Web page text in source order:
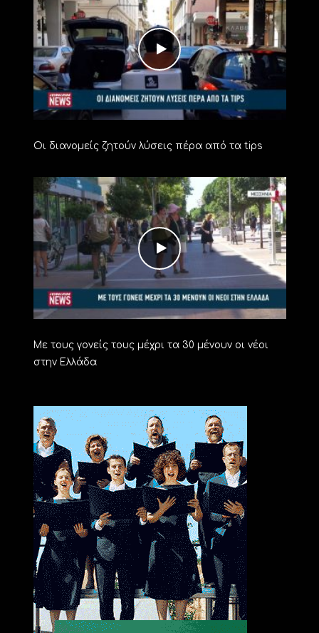
Οι διανομείς ζητούν λύσεις πέρα από τα tips
Με τους γονείς τους μέχρι τα 30 μένουν οι νέοι
στην Ελλάδα